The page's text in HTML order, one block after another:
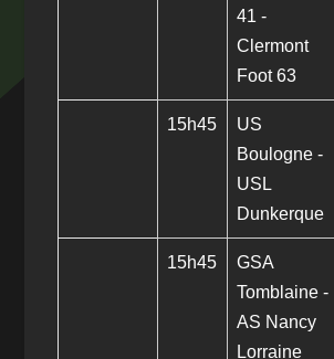
41 -
Clermont
Foot 63
15h45
US
Boulogne -
USL
Dunkerque
15h45
GSA
Tomblaine -
AS Nancy
Lorraine